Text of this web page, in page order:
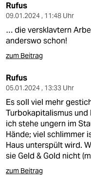
Rufus
09.01.2024 , 11:48 Uhr
… die versklavtern
anderswo schon!
zum Beitrag
Rufus
05.01.2024 , 13:33 Uhr
Es soll viel mehr
Turbokapitalismus und
ich stehe ungern im
Hände; viel schlimmer
Haus unterspült wird.
sie Geld & Gold nicht
zum Beitrag